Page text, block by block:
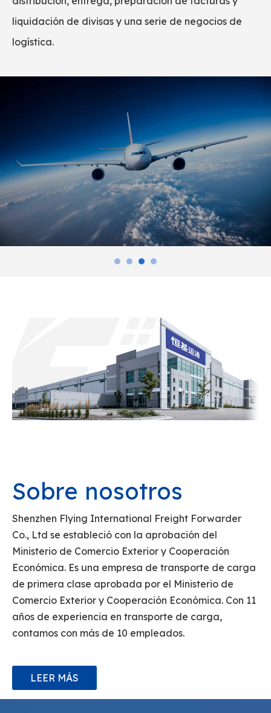
en Asia, Europa, América y otros lugares.
Shenzhen Flying International Freight Forwarder
Co., Ltd se estableció con la aprobación del
Ministerio de Comercio Exterior y Cooperación
Económica. Es una empresa de transporte de carga
de primera clase aprobada por el Ministerio de
Comercio Exterior y Cooperación Económica. Con 11
años de experiencia en transporte de carga,
contamos con más de 10 empleados.